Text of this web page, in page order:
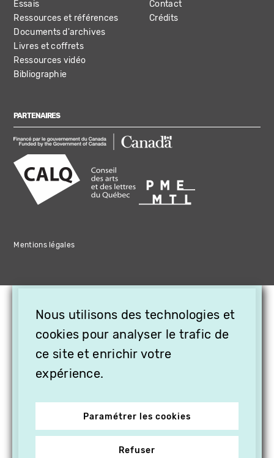
Essais
Ressources et références
Documents d'archives
Livres et coffrets
Ressources vidéo
Bibliographie
Contact
Crédits
PARTENAIRES
Mentions légales
Nous utilisons des technologies et
cookies pour analyser le trafic de
ce site et enrichir votre
expérience.
Paramétrer les cookies
Refuser
OFFREZ LA VIDÉO EN
CADEAU, ABONNEZ VOS
PROCHES À VITHÈQUE !